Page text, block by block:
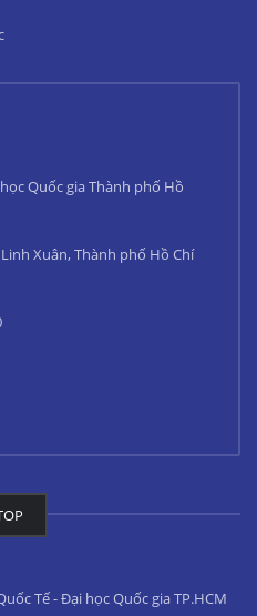
Quốc gia Thành phố Hồ
Xuân, Thành phố Hồ Chí
Tế - Đại học Quốc gia TP.HCM